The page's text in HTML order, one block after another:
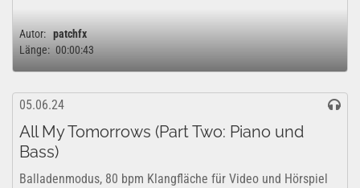
Autor: patchfx
Länge: 00:00:43
05.06.24
All My Tomorrows (Part Two: Piano und
Bass)
Balladenmodus, 80 bpm Klangfläche für Video und Hörspiel